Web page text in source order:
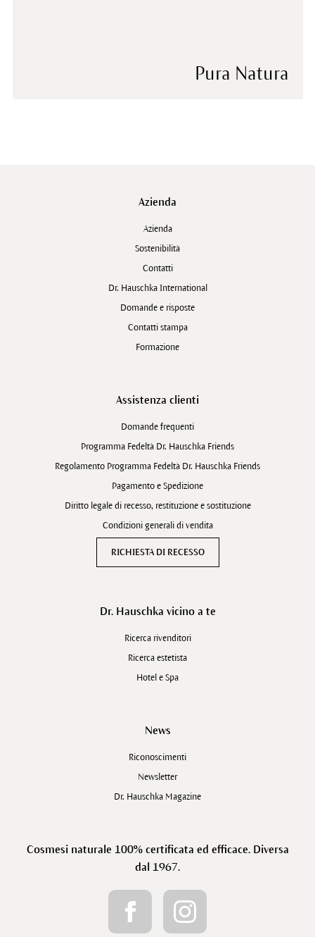
Pura Natura
Azienda
Azienda
Sostenibilità
Contatti
Dr. Hauschka International
Domande e risposte
Contatti stampa
Formazione
Assistenza clienti
Domande frequenti
Programma Fedeltà Dr. Hauschka Friends
Regolamento Programma Fedeltà Dr. Hauschka Friends
Pagamento e Spedizione
Diritto legale di recesso, restituzione e sostituzione
Condizioni generali di vendita
RICHIESTA DI RECESSO
Dr. Hauschka vicino a te
Ricerca rivenditori
Ricerca estetista
Hotel e Spa
News
Riconoscimenti
Newsletter
Dr. Hauschka Magazine
Cosmesi naturale 100% certificata ed efficace. Diversa
dal 1967.